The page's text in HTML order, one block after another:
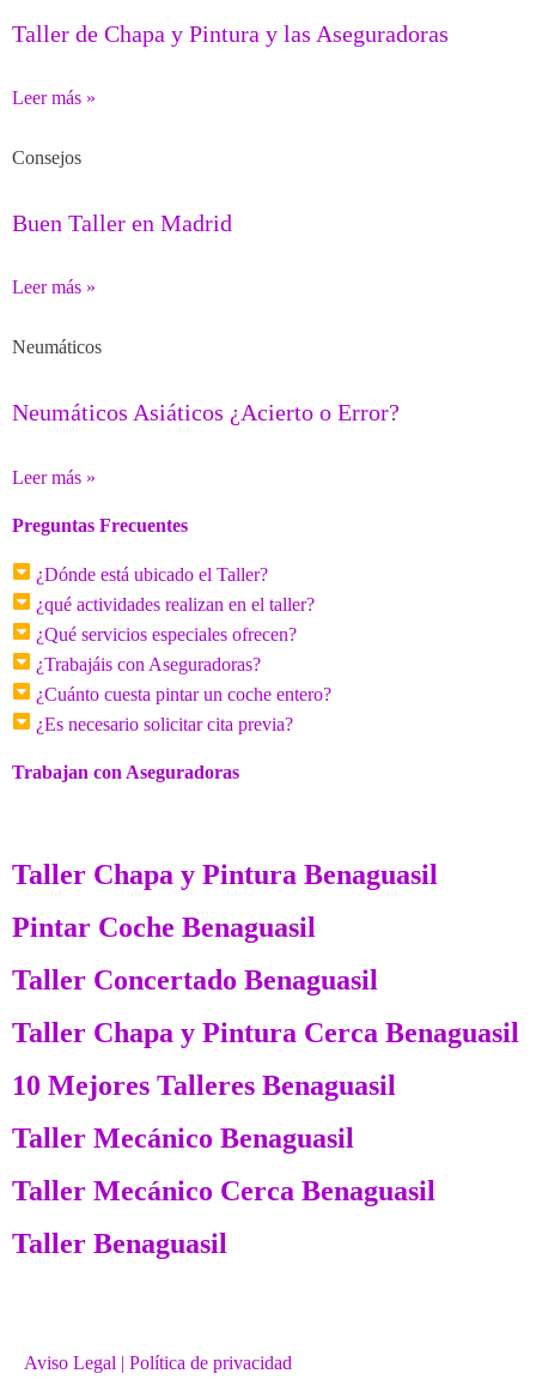
Taller de Chapa y Pintura y las Aseguradoras
Leer más »
Consejos
Buen Taller en Madrid
Leer más »
Neumáticos
Neumáticos Asiáticos ¿Acierto o Error?
Leer más »
Preguntas Frecuentes
¿Dónde está ubicado el Taller?
¿qué actividades realizan en el taller?
¿Qué servicios especiales ofrecen?
¿Trabajáis con Aseguradoras?
¿Cuánto cuesta pintar un coche entero?
¿Es necesario solicitar cita previa?
Trabajan con Aseguradoras
Taller Chapa y Pintura Benaguasil
Pintar Coche Benaguasil
Taller Concertado Benaguasil
Taller Chapa y Pintura Cerca Benaguasil
10 Mejores Talleres Benaguasil
Taller Mecánico Benaguasil
Taller Mecánico Cerca Benaguasil
Taller Benaguasil
Aviso Legal | Política de privacidad